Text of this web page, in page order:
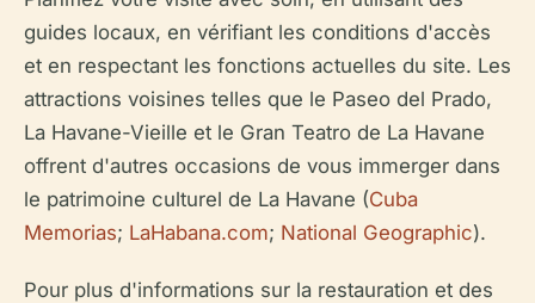
guides locaux, en vérifiant les conditions d'accès
et en respectant les fonctions actuelles du site. Les
attractions voisines telles que le Paseo del Prado,
La Havane-Vieille et le Gran Teatro de La Havane
offrent d'autres occasions de vous immerger dans
le patrimoine culturel de La Havane (Cuba
Memorias; LaHabana.com; National Geographic).
Pour plus d'informations sur la restauration et des